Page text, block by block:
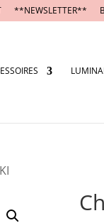
**NEWSLETTER**